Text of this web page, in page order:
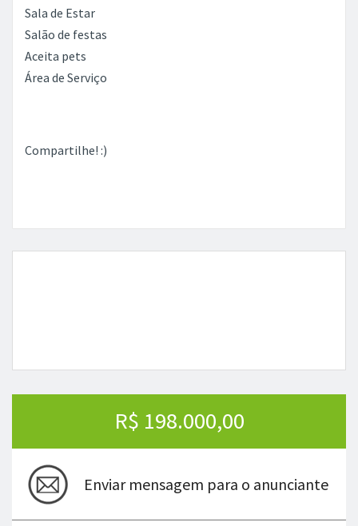
Sala de Estar
Salão de festas
Aceita pets
Área de Serviço
Compartilhe! :)
R$ 198.000,00
Enviar mensagem para o anunciante